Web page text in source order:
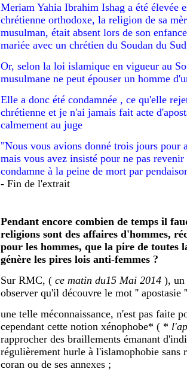
Meriam Yahia Ibrahim Ishag a été élevée
chrétienne orthodoxe, la religion de sa
musulman, était absent lors de son
mariée avec un chrétien du Soudan du Sud
Or, selon la loi islamique en vigueur au
musulmane ne peut épouser un homme
Elle a donc été condamnée , ce qu'elle
chrétienne et je n'ai jamais fait acte
calmement au juge
"Nous vous avions donné trois jours pour
mais vous avez insisté pour ne pas
condamne à la peine de mort par
- Fin de l'extrait
Pendant encore combien de temps il
religions sont des affaires d'hommes,
pour les hommes, que la pire de toutes
génère les pires lois anti-femmes ?
Sur RMC, ( ce matin du15 Mai 2014 ), un
observer qu'il découvre le mot '' apostasie
une telle méconnaissance, n'est pas faite
cependant cette notion xénophobe* ( *
rapprocher des braillements émanant
régulièrement hurle à l'islamophobie sans
coran ou de ses annexes ;